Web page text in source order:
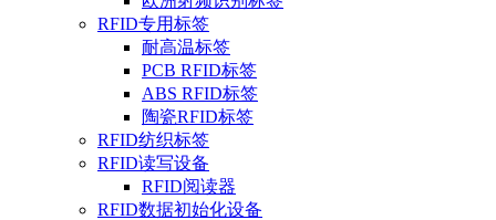
RFID专用标签
耐高温标签
PCB RFID标签
ABS RFID标签
陶瓷RFID标签
RFID纺织标签
RFID读写设备
RFID阅读器
RFID数据初始化设备